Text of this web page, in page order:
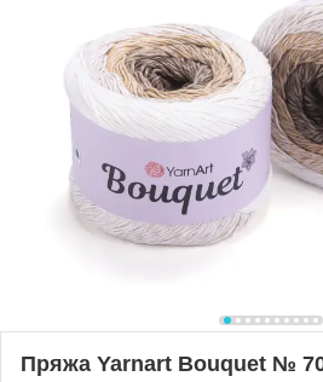
Пряжа Yarnart Bouquet №